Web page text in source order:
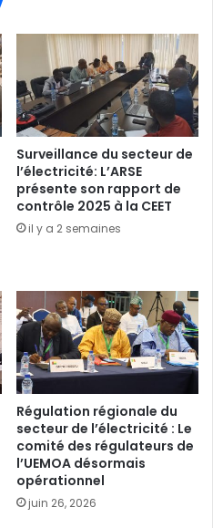
Surveillance du secteur de
l’électricité: L’ARSE
présente son rapport de
contrôle 2025 à la CEET
il y a 2 semaines
Régulation régionale du
secteur de l’électricité : Le
comité des régulateurs de
l’UEMOA désormais
opérationnel
juin 26, 2026